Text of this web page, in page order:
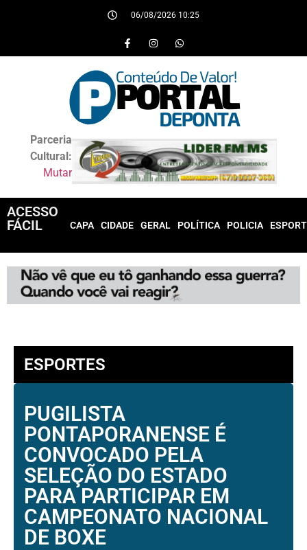
06/08/2026 10:25
Parceria
Cultural:
Mutar
ACESSO
FÁCIL
CAPA CIDADE GERAL POLÍTICA POLICIA
ESPORTES
PUGILISTA
PONTAPORANENSE É
CONVOCADO PELA
SELEÇÃO DO ESTADO
PARA PARTICIPAR EM
CAMPEONATO NACIONAL
DE BOXE